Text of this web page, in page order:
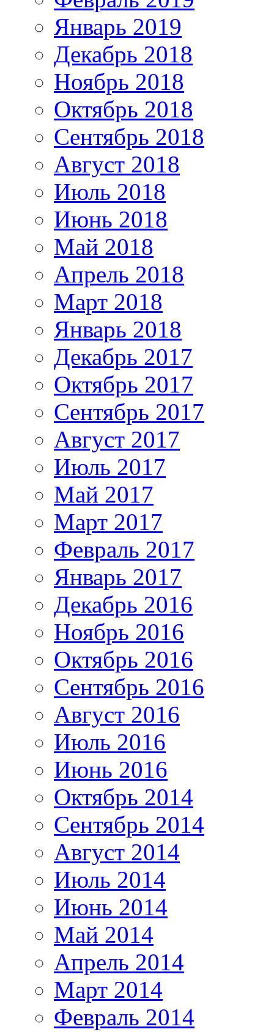
Январь 2019
Декабрь 2018
Ноябрь 2018
Октябрь 2018
Сентябрь 2018
Август 2018
Июль 2018
Июнь 2018
Май 2018
Апрель 2018
Март 2018
Январь 2018
Декабрь 2017
Октябрь 2017
Сентябрь 2017
Август 2017
Июль 2017
Май 2017
Март 2017
Февраль 2017
Январь 2017
Декабрь 2016
Ноябрь 2016
Октябрь 2016
Сентябрь 2016
Август 2016
Июль 2016
Июнь 2016
Октябрь 2014
Сентябрь 2014
Август 2014
Июль 2014
Июнь 2014
Май 2014
Апрель 2014
Март 2014
Февраль 2014